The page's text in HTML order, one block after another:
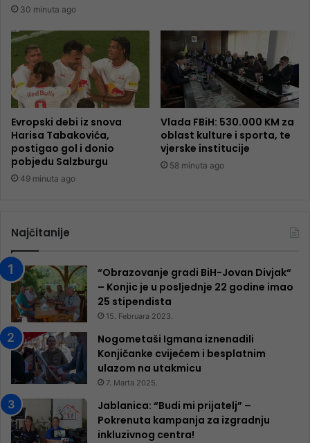
30 minuta ago
Evropski debi iz snova
Harisa Tabakovića,
postigao gol i donio
pobjedu Salzburgu
49 minuta ago
Vlada FBiH: 530.000 KM za
oblast kulture i sporta, te
vjerske institucije
58 minuta ago
Najčitanije
“Obrazovanje gradi BiH-Jovan Divjak“
– Konjic je u posljednje 22 godine imao
25 ​​stipendista
15. Februara 2023.
Nogometaši Igmana iznenadili
Konjičanke cvijećem i besplatnim
ulazom na utakmicu
7. Marta 2025.
Jablanica: “Budi mi prijatelj” –
Pokrenuta kampanja za izgradnju
inkluzivnog centra!